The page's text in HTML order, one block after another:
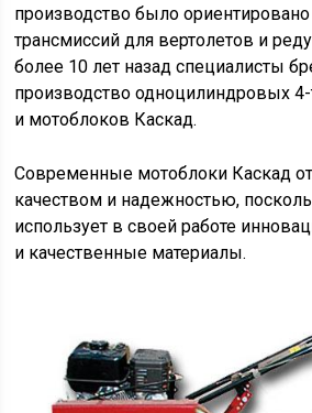
производство было
трансмиссий для вертолетов и
более 10 лет назад специалисты
производство одноцилиндровых
и мотоблоков Каскад.
Современные мотоблоки Каскад
качеством и надежностью,
использует в своей работе
и качественные материалы.